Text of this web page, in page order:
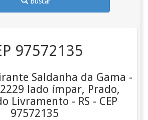
97572135
Saldanha da Gama -
lado ímpar, Prado,
Livramento - RS - CEP
97572135